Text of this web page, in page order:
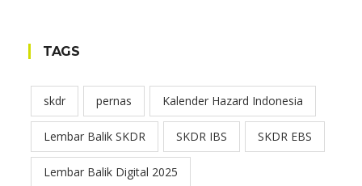
TAGS
skdr pernas Kalender Hazard Indonesia
Lembar Balik SKDR SKDR IBS SKDR EBS
Lembar Balik Digital 2025